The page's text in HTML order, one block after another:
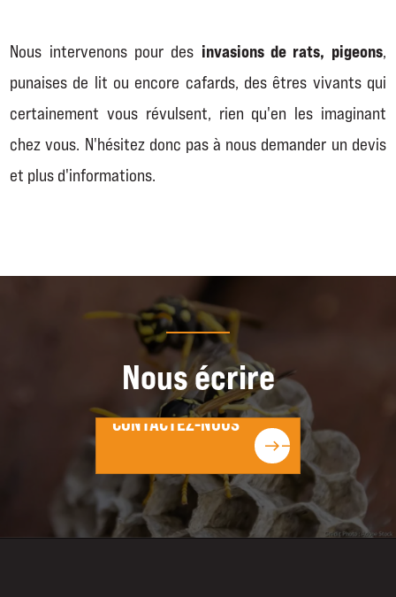
Nous intervenons pour des invasions de rats, pigeons,
punaises de lit ou encore cafards, des êtres vivants qui
certainement vous révulsent, rien qu'en les imaginant
chez vous. N'hésitez donc pas à nous demander un devis
et plus d'informations.
Nous écrire
CONTACTEZ-NOUS
CONTACTEZ-NOUS
easteast